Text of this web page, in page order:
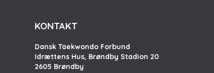
KONTAKT
Dansk Taekwondo Forbund
Idrættens Hus, Brøndby Stadion 20
2605 Brøndby